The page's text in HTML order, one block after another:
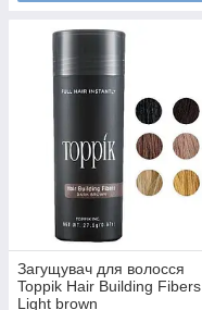
Загущувач для волосся
Toppik Hair Building Fibers
Light brown